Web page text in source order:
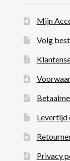
Mijn
Volg
Levertijd
Privacy